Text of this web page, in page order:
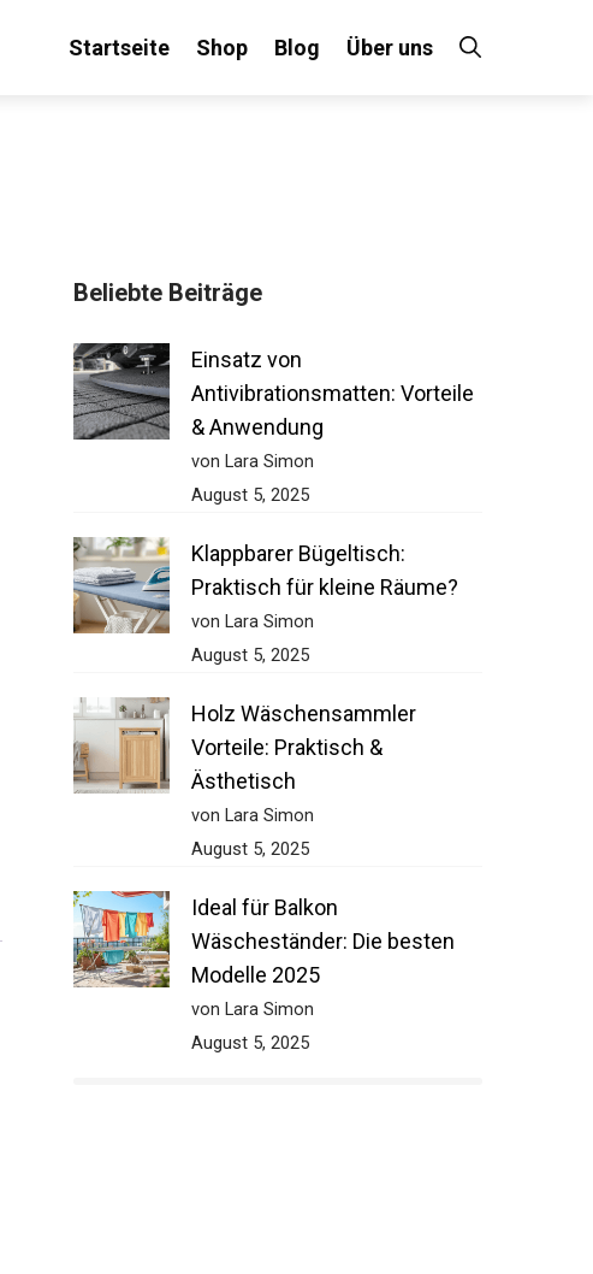
Startseite Shop Blog Über uns
Beliebte Beiträge
Einsatz von
Antivibrationsmatten: Vorteile
& Anwendung
von Lara Simon
August 5, 2025
Klappbarer Bügeltisch:
Praktisch für kleine Räume?
von Lara Simon
August 5, 2025
Holz Wäschensammler
Vorteile: Praktisch &
Ästhetisch
von Lara Simon
August 5, 2025
Ideal für Balkon
Wäscheständer: Die besten
Modelle 2025
von Lara Simon
August 5, 2025